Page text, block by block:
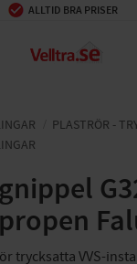
ALLTID BRA PRISER
PLASTRÖR -
trycksatta VVS-